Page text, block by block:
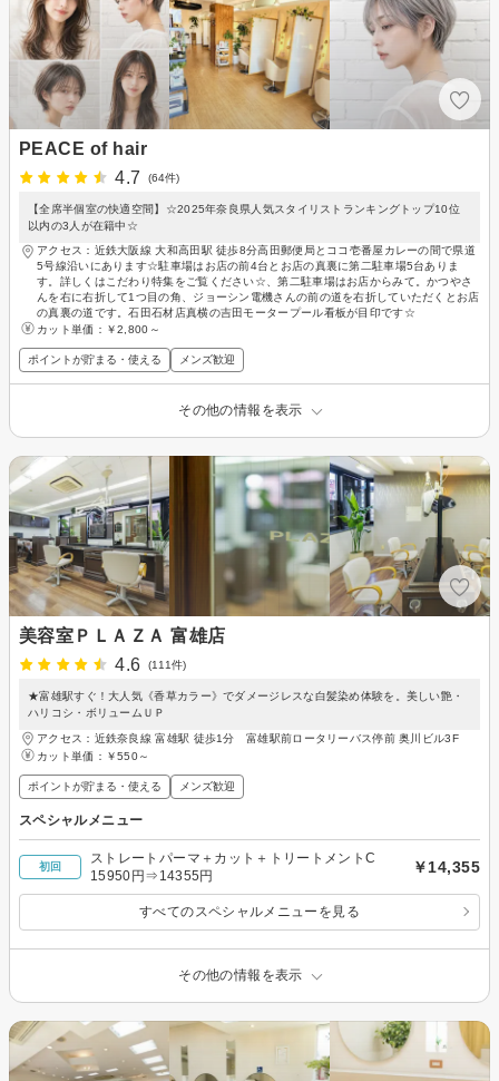
PEACE of hair
4.7
(64件)
【全席半個室の快適空間】☆2025年奈良県人気スタイリストランキングトップ10位
以内の3人が在籍中☆
アクセス：近鉄大阪線 大和高田駅 徒歩8分高田郵便局とココ壱番屋カレーの間で県道
5号線沿いにあります☆駐車場はお店の前4台とお店の真裏に第二駐車場5台ありま
す。詳しくはこだわり特集をご覧ください☆、第二駐車場はお店からみて。かつやさ
んを右に右折して1つ目の角、ジョーシン電機さんの前の道を右折していただくとお店
の真裏の道です。石田石材店真横の吉田モータープール看板が目印です☆
カット単価： ￥2,800～
ポイントが貯まる・使える メンズ歓迎
その他の情報を表示
美容室ＰＬＡＺＡ 富雄店
4.6
(111件)
★富雄駅すぐ！大人気《香草カラー》でダメージレスな白髪染め体験を。美しい艶・
ハリコシ・ボリュームＵＰ
アクセス：近鉄奈良線 富雄駅 徒歩1分 富雄駅前ロータリーバス停前 奥川ビル3F
カット単価： ￥550～
ポイントが貯まる・使える メンズ歓迎
スペシャルメニュー
初回
ストレートパーマ＋カット＋トリートメントC
15950円⇒14355円
￥14,355
すべてのスペシャルメニューを見る
その他の情報を表示